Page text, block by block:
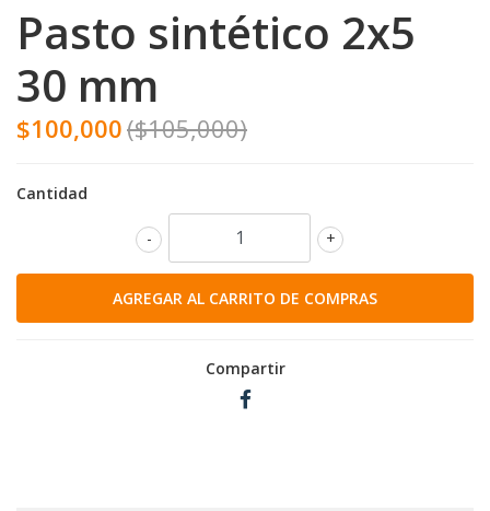
Pasto sintético 2x5
30 mm
$100,000($105,000)
Cantidad
+
-
Compartir